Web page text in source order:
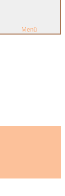
Menü